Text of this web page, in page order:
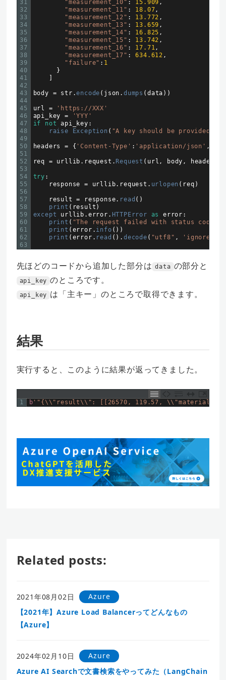
31
32
33
34
35
36
37
38
39
40
41
42
43
44
45
46
47
48
49
50
51
52
53
54
55
56
57
58
59
60
61
62
63
"measurement_10" : 15.909 ,
"measurement_11" : 18.07,
"measurement_12" : 13.772 ,
"measurement_13" : 13.659 ,
"measurement_14" : 16.825 ,
"measurement_15" : 13.742 ,
"measurement_16" : 17.71,
"measurement_17" : 634.612 ,
"failure" : 1
}
body = str .encode ( json .dumps ( data ) )
url =
'https://XXX'
api_key
=
'YYY'
if
not api_key :
raise
Exception ( "A key should be provided
headers = { 'Content-Type' : 'application/json' ,
req = urllib . request . Request ( url , body , headers
try :
response
= urllib. request . urlopen ( req )
result = response. read ( )
print ( result )
except urllib . error . HTTPError as error :
print ( "The request failed with status code: "
print ( error . info ( ) )
print ( error . read ( ) .decode ( "utf8" , 'ignore'
先ほどのコードから追加した部分は data の部分と
api_key のところです。
api_key は「主キー」のところで取得できます。
結果
実行すると、このように結果が返ってきました。
1 b '"{\\"result\\": [[26570, 119.57,
Related posts:
2021年08月02日
Azure
【2021年】Azure Load Balancerってどんなもの
【Azure】
2024年02月10日
Azure
Azure AI Searchで文書検索をやってみた（LangChain